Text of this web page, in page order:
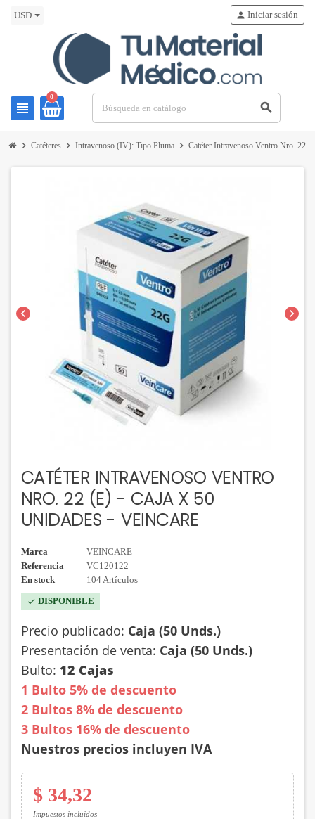
USD
view_headline
person Iniciar sesión
0
search
chevron_right Catéteres chevron_right Intravenoso (IV): Tipo Pluma chevron_right Catéter Intravenoso Ventro Nro. 22
chevron_left chevron_right
CATÉTER INTRAVENOSO VENTRO
NRO. 22 (E) - CAJA X 50
UNIDADES - VEINCARE
Marca
VEINCARE
Referencia
VC120122
En stock
104 Artículos
check DISPONIBLE
Precio publicado: Caja (50 Unds.)
Presentación de venta: Caja (50 Unds.)
Bulto: 12 Cajas
1 Bulto 5% de descuento
2 Bultos 8% de descuento
3 Bultos 16% de descuento
Nuestros precios incluyen IVA
$ 34,32
Impuestos incluidos